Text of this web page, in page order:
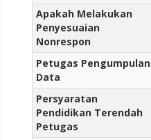
Apakah Melakukan
Penyesuaian
Nonrespon
Petugas Pengumpulan
Data
Persyaratan
Pendidikan Terendah
Petugas